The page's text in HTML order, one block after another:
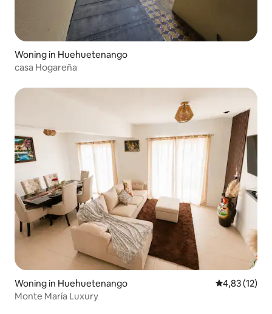
Woning in Huehuetenango
casa Hogareña
Woning in Huehuetenango Gemiddelde
4,83 (12)
Monte María Luxury